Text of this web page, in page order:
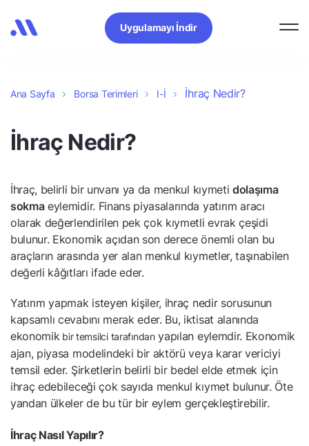
Uygulamayı İndir
Ana Sayfa Borsa Terimleri I-İ İhraç Nedir?
İhraç Nedir?
İhraç, belirli bir unvanı ya da menkul kıymeti dolaşıma
sokmaeylemidir. Finans piyasalarında yatırım aracı
olarak değerlendirilen pek çok kıymetli evrak çeşidi
bulunur. Ekonomik açıdan son derece önemli olan bu
araçların arasında yer alan menkul kıymetler, taşınabilen
değerli kâğıtları ifade eder.
Yatırım yapmak isteyen kişiler, ihraç nedir sorusunun
kapsamlı cevabını merak eder. Bu, iktisat alanında
ekonomik bir temsilci tarafındanyapılan eylemdir. Ekonomik
ajan, piyasa modelindeki bir aktörü veya karar vericiyi
temsil eder. Şirketlerin belirli bir bedel elde etmek için
ihraç edebileceği çok sayıda menkul kıymet bulunur. Öte
yandan ülkeler de bu tür bir eylem gerçekleştirebilir.
İhraç Nasıl Yapılır?